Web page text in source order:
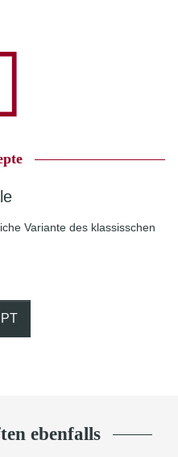
Variante des klassisschen
ebenfalls